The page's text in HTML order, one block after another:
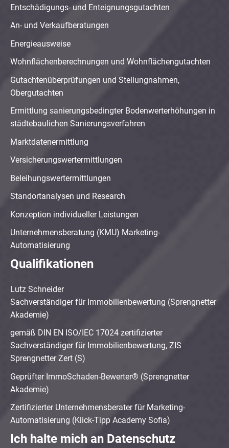
Entschädigungs- und Enteignungsgutachten
An- und Verkaufberatungen
Energieausweise
Wohnflächenberechnungen und Wohnflächengutachten
Gutachtenüberprüfungen und Stellungnahmen,
Obergutachten
Ermittlung sanierungsbedingter Bodenwerterhöhungen in
städtebaulichen Sanierungsverfahren
Marktdatenermittlung
Versicherungswertermittlungen
Beleihungswertermittlungen
Standortanalysen und Research
Konzeption individueller Leistungen
Unternehmensberatung (KMU) Marketing-
Automatisierung
Qualifikationen
Lutz Schneider
Sachverständiger für Immobilienbewertung (Sprengnetter
Akademie)
gemäß DIN EN ISO/IEC 17024 zertifizierter
Sachverständiger für Immobilienbewertung, ZIS
Sprengnetter Zert (S)
Geprüfter ImmoSchaden-Bewerter® (Sprengnetter
Akademie)
Zertifizierter Unternehmensberater für Marketing-
Automatisierung (Klick-Tipp Academy Sofia)
Ich halte mich an Datenschutz